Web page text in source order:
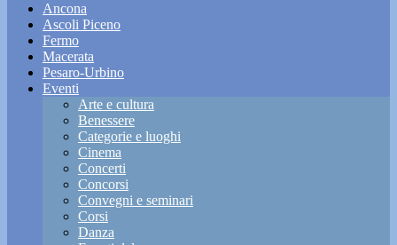
Ancona
Ascoli Piceno
Fermo
Macerata
Pesaro-Urbino
Eventi
Arte e cultura
Benessere
Categorie e luoghi
Cinema
Concerti
Concorsi
Convegni e seminari
Corsi
Danza